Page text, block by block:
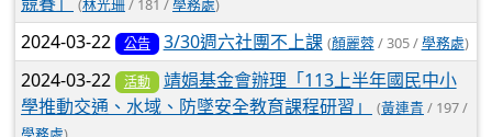
(林光珊/ 181 /學務處)
2024-03-22 公告 3/30週六社團不上課 (顏麗蓉/ 305 /學務處)
2024-03-22 活動
靖娟基金會辦理「113上半年國民中小
學推動交通、水域、防墜安全教育課程研習」
(黃連青 / 197 /